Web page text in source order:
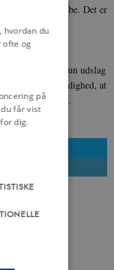
altså skulle knibe. Det er
rige?
er da også kun udslag
lidt af en tilfældighed, at
til en eksamen.
hvordan du
ofte og
på
får vist
dig.